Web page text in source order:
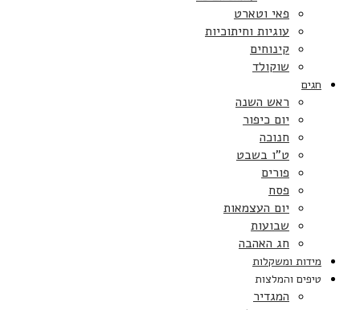
פאי וטארט
עוגיות וחיתוכיות
קינוחים
שוקולד
חגים
ראש השנה
יום כיפור
חנוכה
ט”ו בשבט
פורים
פסח
יום העצמאות
שבועות
חג האהבה
מידות ומשקלות
טיפים והמלצות
המגדיר